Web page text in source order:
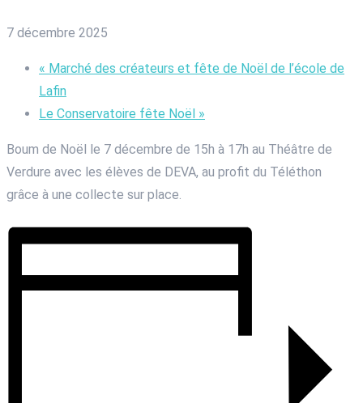
7 décembre 2025
« Marché des créateurs et fête de Noël de l’école de
Lafin
Le Conservatoire fête Noël »
Boum de Noël le 7 décembre de 15h à 17h au Théâtre de
Verdure avec les élèves de DEVA, au profit du Téléthon
grâce à une collecte sur place.